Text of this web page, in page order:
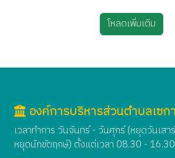
โหลดเพิ่มเติม
องค์การบริหารส่วนตำบลเซกา
เวลาทำการ วันจันทร์ - วันศุกร์ (หยุดวันเส
หยุดนักขัตฤกษ์) ตั้งแต่เวลา 08.30 -